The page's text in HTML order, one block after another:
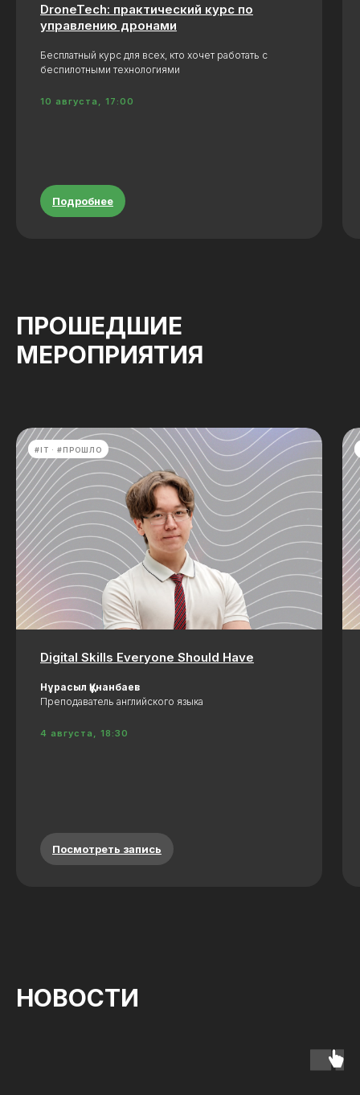
DroneTech: практический курс по
управлению дронами
Бесплатный курс для всех, кто хочет работать с
беспилотными технологиями
10 августа, 17:00
Подробнее
ПРОШЕДШИЕ
МЕРОПРИЯТИЯ
#IT #ПРОШЛО
Digital Skills Everyone Should Have
Нұрасыл Құнанбаев
Преподаватель английского языка
4 августа, 18:30
Посмотреть запись
НОВОСТИ